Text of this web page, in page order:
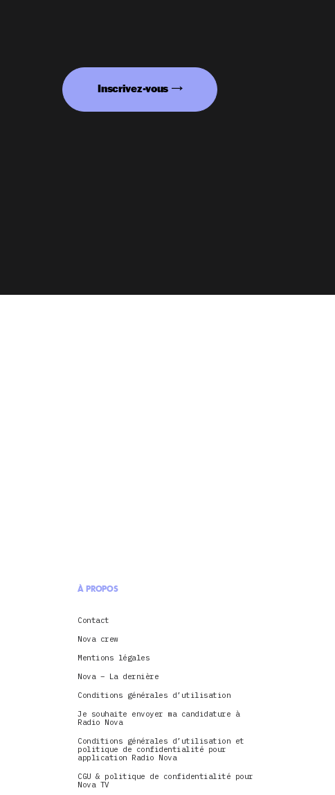
Inscrivez-vous
À PROPOS
Contact
Nova crew
Mentions légales
Nova – La dernière
Conditions générales d’utilisation
Je souhaite envoyer ma candidature à
Radio Nova
Conditions générales d’utilisation et
politique de confidentialité pour
application Radio Nova
CGU & politique de confidentialité pour
Nova TV